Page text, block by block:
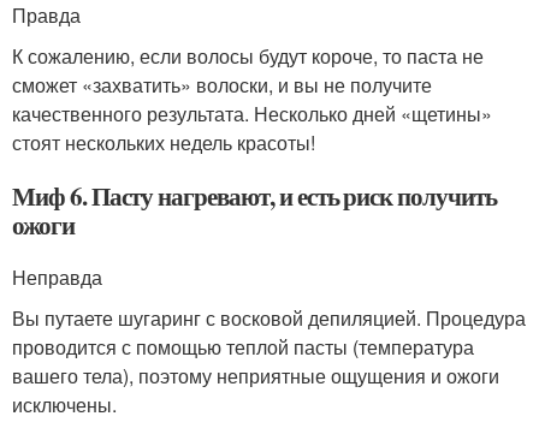
Правда
К сожалению, если волосы будут короче, то паста не
сможет «захватить» волоски, и вы не получите
качественного результата. Несколько дней «щетины»
стоят нескольких недель красоты!
Миф 6. Пасту нагревают, и есть риск получить
ожоги
Неправда
Вы путаете шугаринг с восковой депиляцией. Процедура
проводится с помощью теплой пасты (температура
вашего тела), поэтому неприятные ощущения и ожоги
исключены.